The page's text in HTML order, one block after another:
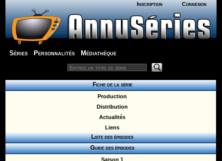
Inscription Connexion
Séries Personnalités Médiathèque
Fiche de la série
Production
Distribution
Actualités
Liens
Liste des épisodes
Guide des épisodes
Saison 1